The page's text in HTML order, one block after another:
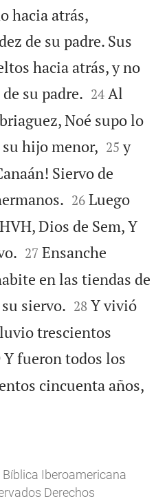
hacia atrás,
de su padre. Sus
hacia atrás, y no
su padre. 

24 Al
Noé supo lo
hijo menor, 

25 y
Siervo de


26 Luego
Dios de Sem, Y


27 Ensanche
en las tiendas de
su siervo. 

28 Y vivió
trescientos
Y fueron todos los
cincuenta años,
Iberoamericana
Derechos